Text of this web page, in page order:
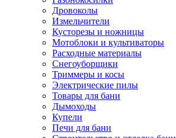
Дровоколы
Измельчители
Кусторезы и ножницы
Мотоблоки и культиваторы
Расходные материалы
Снегоуборщики
Триммеры и косы
Электрические пилы
Товары для бани
Дымоходы
Купели
Печи для бани